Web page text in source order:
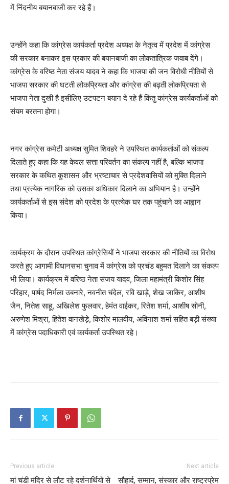
में निंदनीय बयानबाजी कर रहे हैं।
उन्होंने कहा कि कांग्रेस कार्यकर्ता प्रदेश अध्यक्ष के नेतृत्व में प्रदेश में कांग्रेस
की सरकार बनाकर इस प्रकार की बयानबाजी का लोकतांत्रिक जवाब देंगे।
कांग्रेस के वरिष्ठ नेता संजय यादव ने कहा कि भाजपा की जन विरोधी नीतियों से
भाजपा सरकार की घटती लोकप्रियता और कांग्रेस की बढ़ती लोकप्रियता से
भाजपा नेता दुखी है इसीलिए उटपटन बयान दे रहे हैं किंतु कांग्रेस कार्यकर्ताओं को
संयम बरतना होगा।
नगर कांग्रेस कमेटी अध्यक्ष सुमित शिवहरे ने उपस्थित कार्यकर्ताओं को संकल्प
दिलाते हुए कहा कि यह केवल सत्ता परिवर्तन का संकल्प नहीं है, बल्कि भाजपा
सरकार के कथित कुशासन और भ्रष्टाचार से प्रदेशवासियों को मुक्ति दिलाने
तथा प्रत्येक नागरिक को उसका अधिकार दिलाने का अभियान है। उन्होंने
कार्यकर्ताओं से इस संदेश को प्रदेश के प्रत्येक घर तक पहुंचाने का आह्वान
किया।
कार्यक्रम के दौरान उपस्थित कांग्रेसियों ने भाजपा सरकार की नीतियों का विरोध
करते हुए आगामी विधानसभा चुनाव में कांग्रेस को प्रचंड बहुमत दिलाने का संकल्प
भी लिया। कार्यक्रम में वरिष्ठ नेता संजय यादव, जिला महामंत्री किशोर सिंह
परिहार, पार्षद निर्मला उबनारे, नवनीत चंदेल, रवि खाड़े, शेख जाकिर, आशीष
जैन, नितेश साहू, अखिलेश फुलवार, हेमंत वाईकर, रितेश शर्मा, आशीष सोनी,
अरुणेश मिश्रा, हितेश वानखेड़े, किशोर मालवीय, अविनाश शर्मा सहित बड़ी संख्या
में कांग्रेस पदाधिकारी एवं कार्यकर्ता उपस्थित रहे।
Previous article
मां चंडी मंदिर से लौट रहे दर्शनार्थियों से
Next article
सौहार्द, सम्मान, संस्कार और राष्ट्रप्रेम